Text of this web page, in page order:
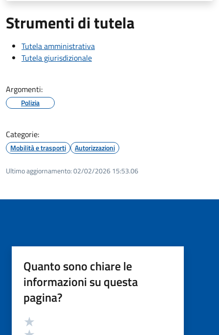
Strumenti di tutela
Tutela amministrativa
Tutela giurisdizionale
Argomenti:
Polizia
Categorie:
Mobilità e trasporti Autorizzazioni
Ultimo aggiornamento:02/02/2026 15:53.06
Quanto sono chiare le
informazioni su questa
pagina?
Valutazione